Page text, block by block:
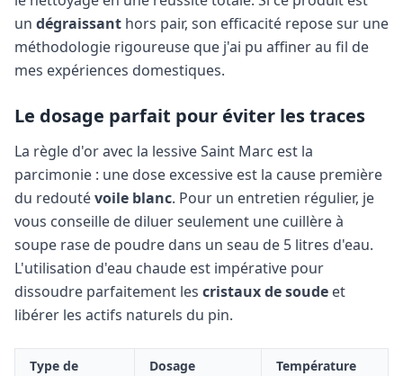
un dégraissant hors pair, son efficacité repose sur une
méthodologie rigoureuse que j'ai pu affiner au fil de
mes expériences domestiques.
Le dosage parfait pour éviter les traces
La règle d'or avec la lessive Saint Marc est la
parcimonie : une dose excessive est la cause première
du redoutévoile blanc. Pour un entretien régulier, je
vous conseille de diluer seulement une cuillère à
soupe rase de poudre dans un seau de 5 litres d'eau.
L'utilisation d'eau chaude est impérative pour
dissoudre parfaitement les cristaux de soude et
libérer les actifs naturels du pin.
Type de
Dosage
Température